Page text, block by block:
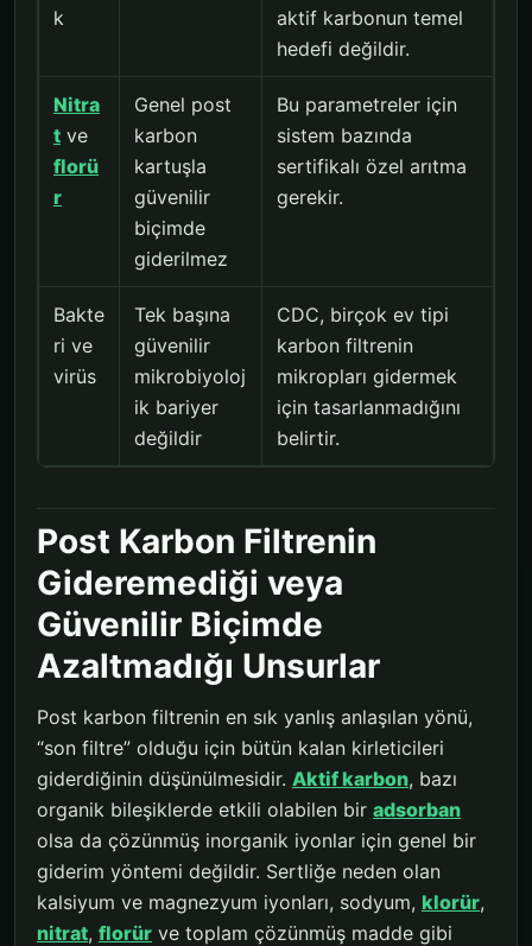
k
aktif karbonun temel
hedefi değildir.
Nitra
t ve
florü
r
Genel post
karbon
kartuşla
güvenilir
biçimde
giderilmez
Bu parametreler için
sistem bazında
sertifikalı özel arıtma
gerekir.
Bakte
ri ve
virüs
Tek başına
güvenilir
mikrobiyoloj
ik bariyer
değildir
CDC, birçok ev tipi
karbon filtrenin
mikropları gidermek
için tasarlanmadığını
belirtir.
Post Karbon Filtrenin
Gideremediği veya
Güvenilir Biçimde
Azaltmadığı Unsurlar
Post karbon filtrenin en sık yanlış anlaşılan yönü,
“son filtre” olduğu için bütün kalan kirleticileri
giderdiğinin düşünülmesidir. Aktif karbon, bazı
organik bileşiklerde etkili olabilen bir adsorban
olsa da çözünmüş inorganik iyonlar için genel bir
giderim yöntemi değildir. Sertliğe neden olan
kalsiyum ve magnezyum iyonları, sodyum, klorür,
nitrat, florür ve toplam çözünmüş madde gibi